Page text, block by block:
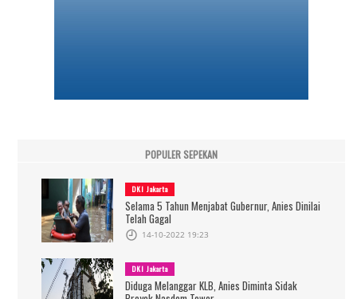
POPULER SEPEKAN
DKI Jakarta
Selama 5 Tahun Menjabat Gubernur, Anies Dinilai
Telah Gagal
14-10-2022 19:23
DKI Jakarta
Diduga Melanggar KLB, Anies Diminta Sidak